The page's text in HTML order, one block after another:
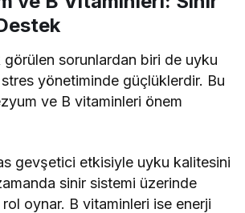
görülen sorunlardan biri de uyku
yönetiminde güçlüklerdir. Bu
ve B vitaminleri önem
gevşetici etkisiyle uyku kalitesini
sinir sistemi üzerinde
oynar. B vitaminleri ise enerji